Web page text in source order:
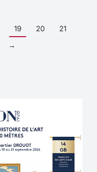
19 20
21
→